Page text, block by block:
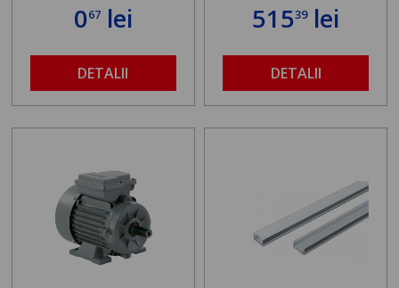
067lei
DETALII
51539lei
DETALII